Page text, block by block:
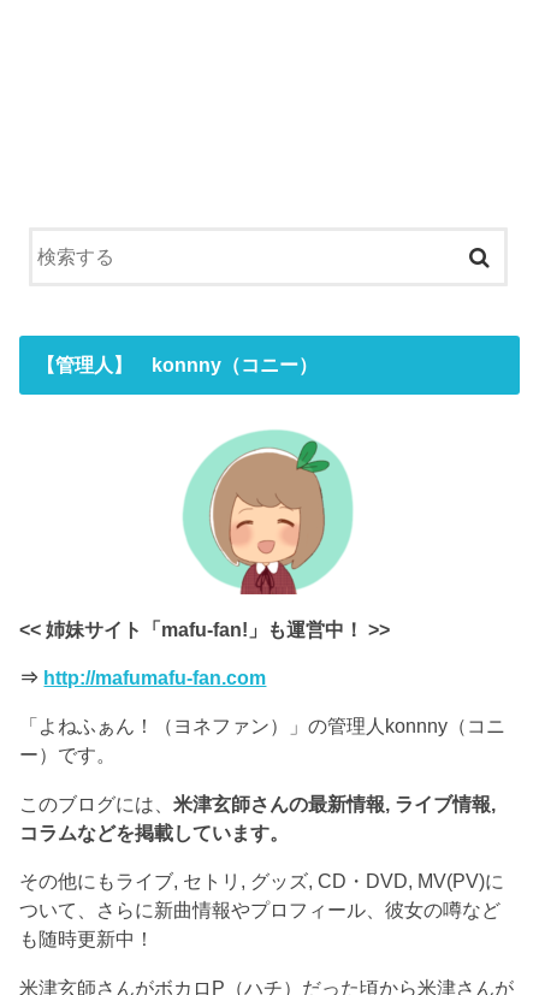
【管理人】 konnny（コニー）
<< 姉妹サイト「mafu-fan!」も運営中！ >>
⇒ http://mafumafu-fan.com
「よねふぁん！（ヨネファン）」の管理人konnny（コニ
ー）です。
このブログには、米津玄師さんの最新情報, ライブ情報,
コラムなどを掲載しています。
その他にもライブ, セトリ, グッズ, CD・DVD, MV(PV)に
ついて、さらに新曲情報やプロフィール、彼女の噂など
も随時更新中！
米津玄師さんがボカロP（ハチ）だった頃から米津さんが